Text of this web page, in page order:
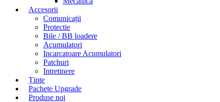
Accesorii
Comunicații
Protectie
Bile / BB loadere
Acumulatori
Incarcatoare Acumulatori
Patchuri
Intretinere
Ținte
Pachete Upgrade
Produse noi